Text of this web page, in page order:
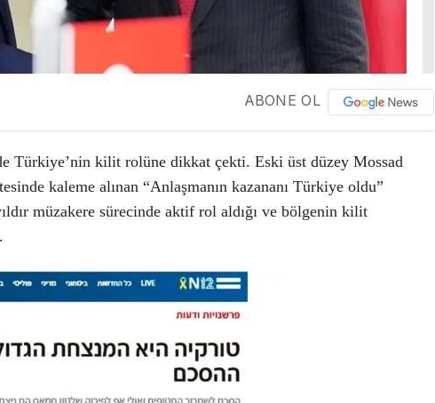
ABONE OL
Türkiye’nin kilit rolüne dikkat çekti. Eski üst düzey Mossad
kaleme alınan “Anlaşmanın kazananı Türkiye oldu”
müzakere sürecinde aktif rol aldığı ve bölgenin kilit